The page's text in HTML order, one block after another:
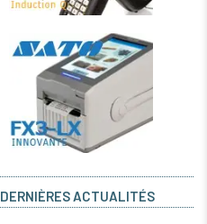
DERNIÈRES ACTUALITÉS